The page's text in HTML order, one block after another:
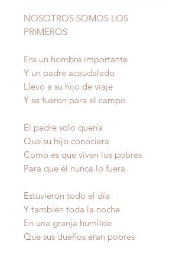
NOSOTROS SOMOS LOS
PRIMEROS
Era un hombre importante
Y un padre acaudalado
Llevo a su hijo de viaje
Y se fueron para el campo
El padre solo quería
Que su hijo conociera
Como es que viven los pobres
Para que él nunca lo fuera
Estuvieron todo el día
Y también toda la noche
En una granja humilde
Que sus dueños eran pobres